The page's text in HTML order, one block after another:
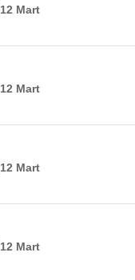
12 Mart
12 Mart
12 Mart
12 Mart